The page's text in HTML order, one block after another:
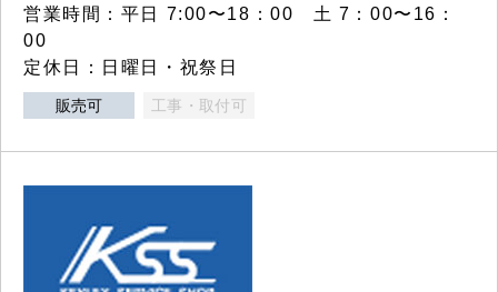
営業時間：平日 7:00〜18：00 土 7：00〜16：
00
定休日：日曜日・祝祭日
販売可 工事・取付可